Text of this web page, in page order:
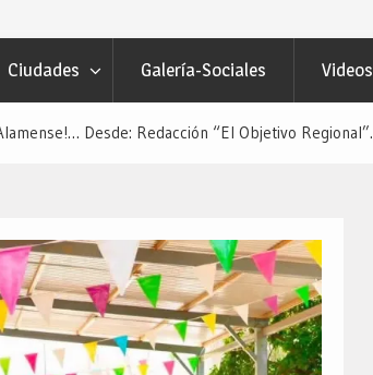
Ciudades Galería-Sociales Videos
Desde: Redacción “El Objetivo Regional”.